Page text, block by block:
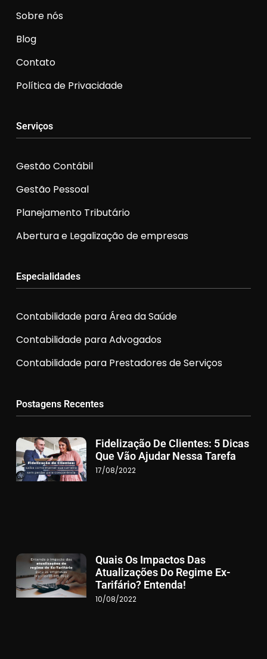
Sobre nós
Blog
Contato
Política de Privacidade
Serviços
Gestão Contábil
Gestão Pessoal
Planejamento Tributário
Abertura e Legalização de empresas
Especialidades
Contabilidade para Área da Saúde
Contabilidade para Advogados
Contabilidade para Prestadores de Serviços
Postagens Recentes
Fidelização De Clientes: 5 Dicas
Que Vão Ajudar Nessa Tarefa
17/08/2022
Quais Os Impactos Das
Atualizações Do Regime Ex-
Tarifário? Entenda!
10/08/2022